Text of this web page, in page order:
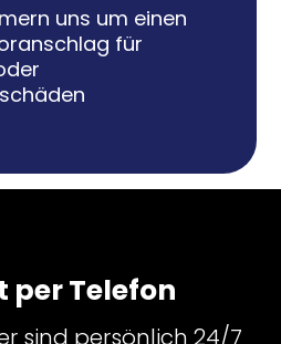
uns um einen
für
per Telefon
sind persönlich 24/7